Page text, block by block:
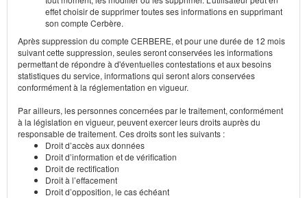
effet choisir de supprimer toutes ses informations en supprimant
son compte Cerbère.
Après suppression du compte CERBERE, et pour une durée de 12 mois
suivant cette suppression, seules seront conservées les informations
permettant de répondre à d'éventuelles contestations et aux besoins
statistiques du service, informations qui seront alors conservées
conformément à la réglementation en vigueur.
Par ailleurs, les personnes concernées par le traitement, conformément
à la législation en vigueur, peuvent exercer leurs droits auprès du
responsable de traitement. Ces droits sont les suivants :
Droit d’accès aux données
Droit d’information et de vérification
Droit de rectification
Droit à l’effacement
Droit d’opposition, le cas échéant